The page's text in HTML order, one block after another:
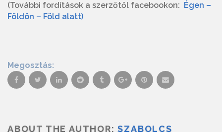
(További fordítások a szerzőtől facebookon: Égen –
Földön – Föld alatt)
Megosztás:
ABOUT THE AUTHOR:SZABOLCS